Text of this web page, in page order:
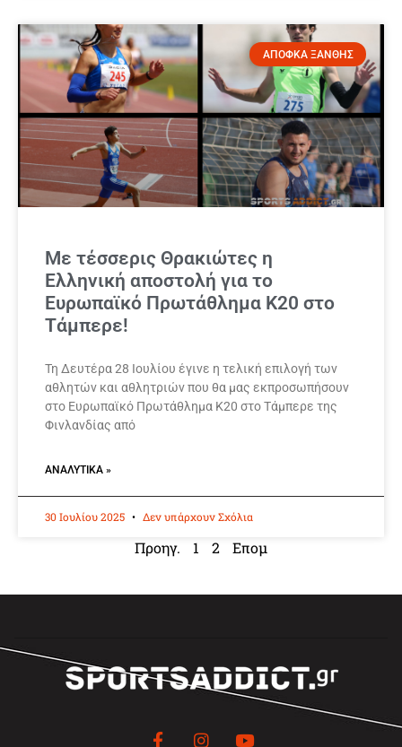
ΑΠΟΦΚΑ ΞΑΝΘΗΣ
Με τέσσερις Θρακιώτες η
Ελληνική αποστολή για το
Ευρωπαϊκό Πρωτάθλημα Κ20 στο
Τάμπερε!
Τη Δευτέρα 28 Ιουλίου έγινε η τελική επιλογή των
αθλητών και αθλητριών που θα μας εκπροσωπήσουν
στο Ευρωπαϊκό Πρωτάθλημα Κ20 στο Τάμπερε της
Φινλανδίας από
ΑΝΑΛΥΤΙΚΆ »
30 Ιουλίου 2025 Δεν υπάρχουν Σχόλια
Προηγ. 1 2 Επομ